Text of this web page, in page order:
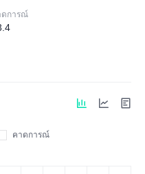
ดการณ์
คาดการณ์